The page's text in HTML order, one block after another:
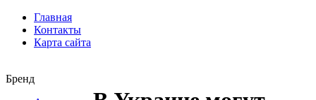
Главная
Контакты
Карта сайта
Бренд